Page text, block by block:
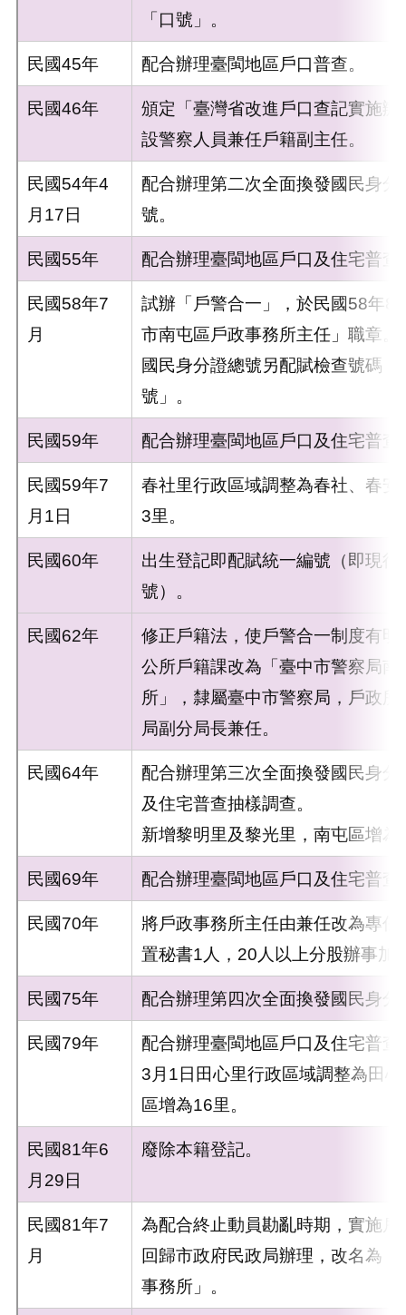
「口號」。
民國45年 配合辦理臺閩地區戶口普查。
民國46年
頒定「臺灣省改進戶口查記實施辦
設警察人員兼任戶籍副主任。
民國54年4
月17日
配合辦理第二次全面換發國民身分
號。
民國55年 配合辦理臺閩地區戶口及住宅普查
民國58年7
月
試辦「戶警合一」，於民國58年8
市南屯區戶政事務所主任」職章。
國民身分證總號另配賦檢查號碼，
號」。
民國59年 配合辦理臺閩地區戶口及住宅普查
民國59年7
月1日
春社里行政區域調整為春社、春
3里。
民國60年
出生登記即配賦統一編號（即現
號）。
民國62年
修正戶籍法，使戶警合一制度有明
公所戶籍課改為「臺中市警察局南
所」，隸屬臺中市警察局，戶政
局副分局長兼任。
民國64年
配合辦理第三次全面換發國民身分
及住宅普查抽樣調查。
新增黎明里及黎光里，南屯區增為
民國69年 配合辦理臺閩地區戶口及住宅普查
民國70年
將戶政事務所主任由兼任改為專
置秘書1人，20人以上分股辦事加
民國75年 配合辦理第四次全面換發國民身分
民國79年
配合辦理臺閩地區戶口及住宅普
3月1日田心里行政區域調整為田
區增為16里。
民國81年6
月29日
廢除本籍登記。
民國81年7
月
為配合終止動員勘亂時期，實施戶
回歸市政府民政局辦理，改名為
事務所」。